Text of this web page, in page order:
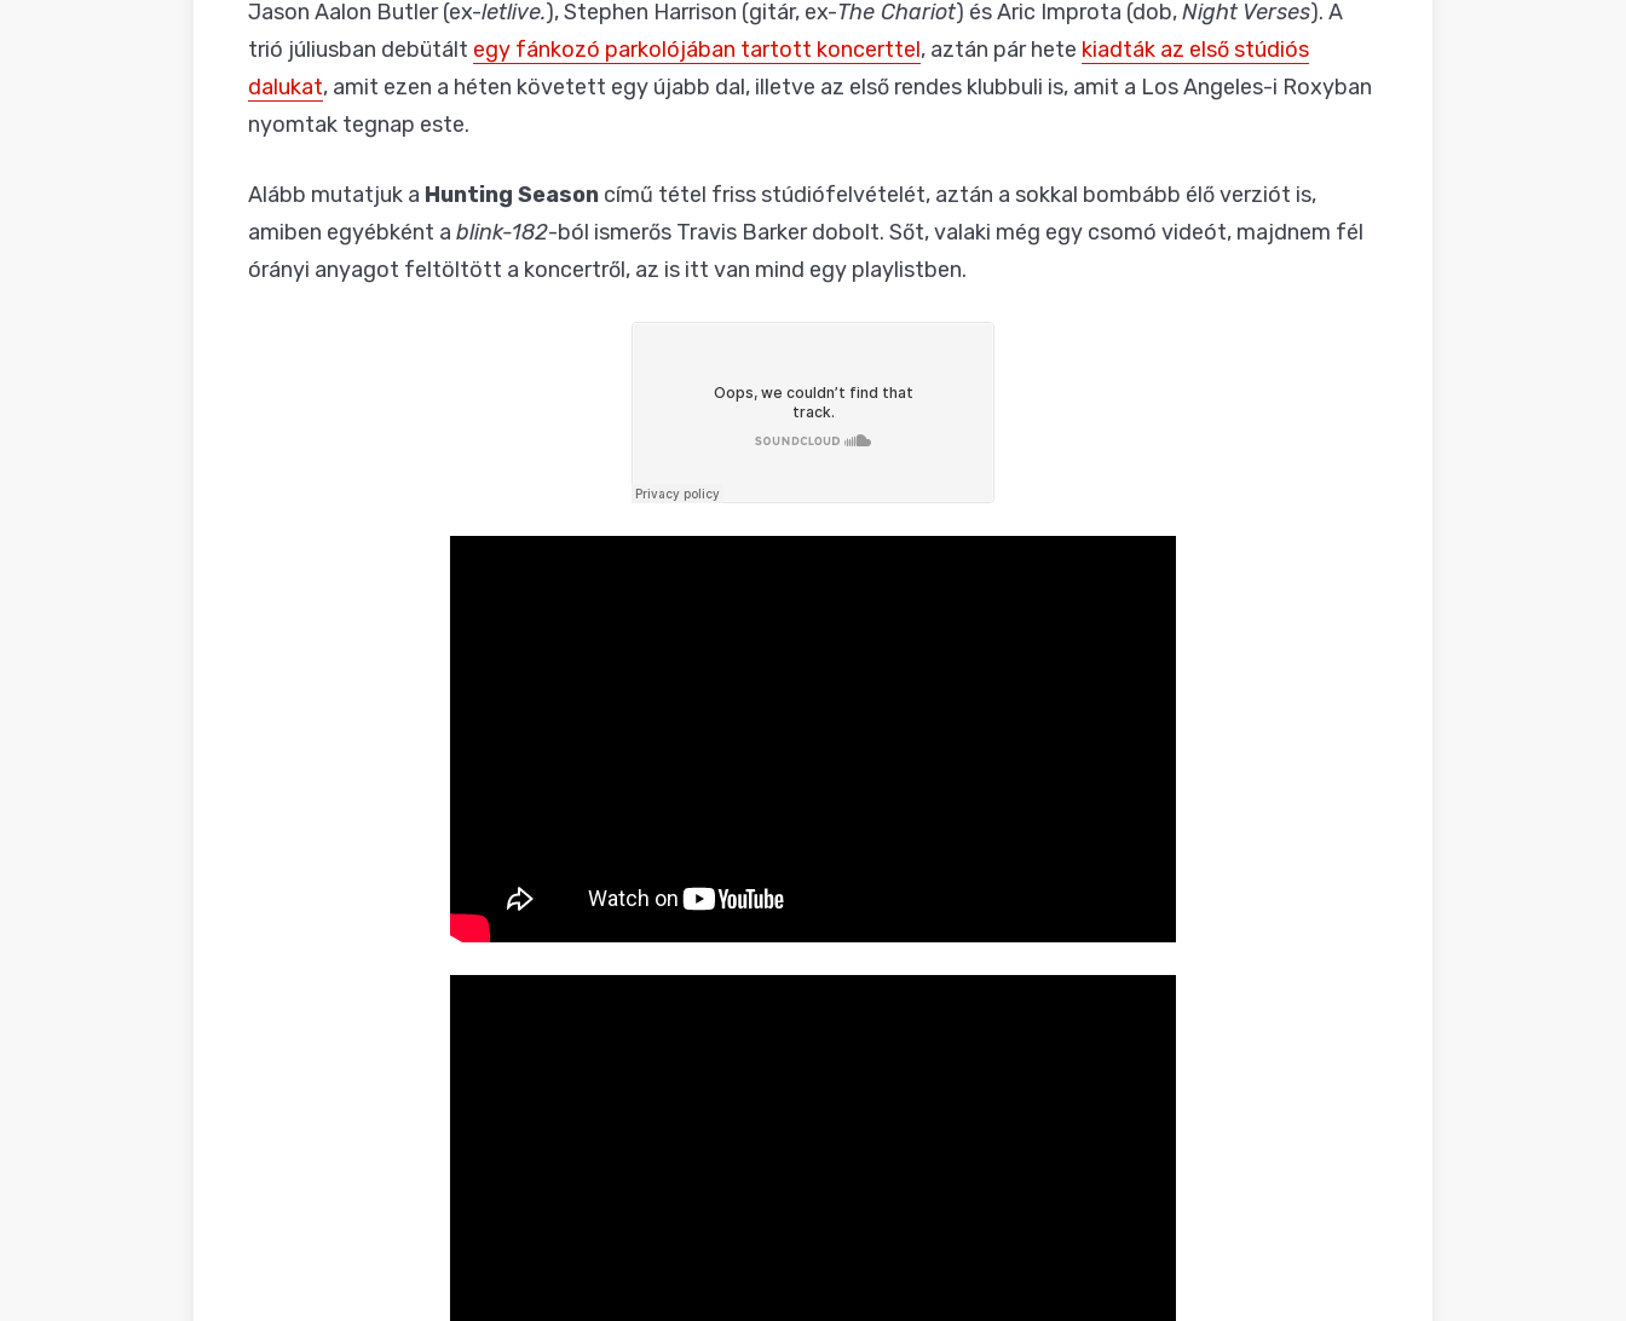
Jason Aalon Butler (ex-letlive.), Stephen Harrison (gitár, ex-The Chariot) és Aric Improta (dob,Night Verses). A
trió júliusban debütált egy fánkozó parkolójában tartott koncerttel, aztán pár hete kiadták az első stúdiós
dalukat, amit ezen a héten követett egy újabb dal, illetve az első rendes klubbuli is, amit a Los Angeles-i Roxyban
nyomtak tegnap este.
Alább mutatjuk a Hunting Season című tétel friss stúdiófelvételét, aztán a sokkal bombább élő verziót is,
amiben egyébként a blink-182-ból ismerős Travis Barker dobolt. Sőt, valaki még egy csomó videót, majdnem fél
órányi anyagot feltöltött a koncertről, az is itt van mind egy playlistben.